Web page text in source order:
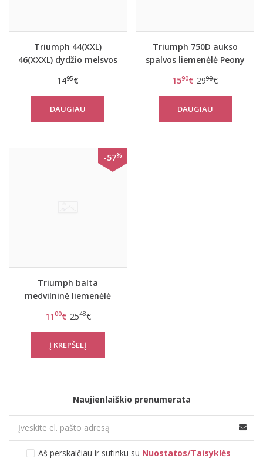
Triumph 44(XXL)
46(XXXL) dydžio melsvos
medvilninė miego
palaidinė Mix Match LSL
TOP Chest Pocket 01
1495€
DAUGIAU
Triumph 750D aukso
spalvos liemenėlė Peony
1590€ 2990€
DAUGIAU
-57%
Triumph balta
medvilninė liemenėlė
1100€ 2548€
Naujienlaiškio prenumerata
Aš perskaičiau ir sutinku su Nuostatos/Taisyklės